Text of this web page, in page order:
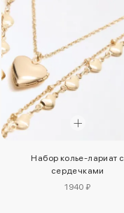
Набор колье-лариат с
сердечками
1940 ₽